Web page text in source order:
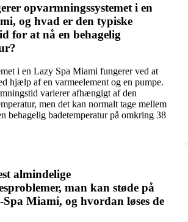
opvarmningssystemet i en
og hvad er den typiske
for at nå en behagelig
i en Lazy Spa Miami fungerer ved at
hjælp af en varmeelement og en pumpe.
varierer afhængigt af den
men det kan normalt tage mellem
behagelig badetemperatur på omkring 38
almindelige
man kan støde på
Miami, og hvordan løses de